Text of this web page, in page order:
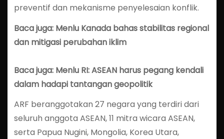
preventif dan mekanisme penyelesaian konflik.
Baca juga: Menlu Kanada bahas stabilitas regional
dan mitigasi perubahan iklim
Baca juga: Menlu RI: ASEAN harus pegang kendali
dalam hadapi tantangan geopolitik
ARF beranggotakan 27 negara yang terdiri dari
seluruh anggota ASEAN, 11 mitra wicara ASEAN,
serta Papua Nugini, Mongolia, Korea Utara,